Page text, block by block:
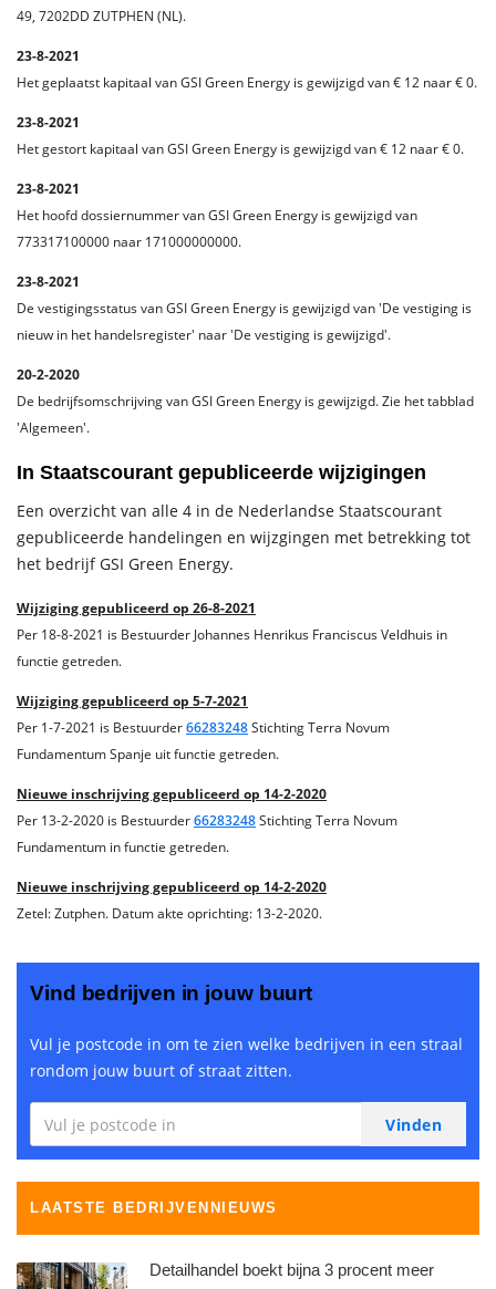
49, 7202DD ZUTPHEN (NL).
23-8-2021
Het geplaatst kapitaal van GSI Green Energy is gewijzigd van € 12 naar € 0.
23-8-2021
Het gestort kapitaal van GSI Green Energy is gewijzigd van € 12 naar € 0.
23-8-2021
Het hoofd dossiernummer van GSI Green Energy is gewijzigd van
773317100000 naar 171000000000.
23-8-2021
De vestigingsstatus van GSI Green Energy is gewijzigd van 'De vestiging is
nieuw in het handelsregister' naar 'De vestiging is gewijzigd'.
20-2-2020
De bedrijfsomschrijving van GSI Green Energy is gewijzigd. Zie het tabblad
'Algemeen'.
In Staatscourant gepubliceerde wijzigingen
Een overzicht van alle 4 in de Nederlandse Staatscourant
gepubliceerde handelingen en wijzgingen met betrekking tot
het bedrijf GSI Green Energy.
Wijziging gepubliceerd op 26-8-2021
Per 18-8-2021 is Bestuurder Johannes Henrikus Franciscus Veldhuis in
functie getreden.
Wijziging gepubliceerd op 5-7-2021
Per 1-7-2021 is Bestuurder66283248Stichting Terra Novum
Fundamentum Spanje uit functie getreden.
Nieuwe inschrijving gepubliceerd op 14-2-2020
Per 13-2-2020 is Bestuurder66283248Stichting Terra Novum
Fundamentum in functie getreden.
Nieuwe inschrijving gepubliceerd op 14-2-2020
Zetel: Zutphen. Datum akte oprichting: 13-2-2020.
Vind bedrijven in jouw buurt
Vul je postcode in om te zien welke bedrijven in een straal
rondom jouw buurt of straat zitten.
LAATSTE BEDRIJVENNIEUWS
Detailhandel boekt bijna 3 procent meer